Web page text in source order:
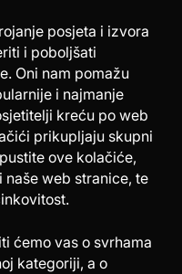
posjeta i izvora
i poboljšati
Oni nam pomažu
i najmanje
kreću po web
prikupljaju skupni
ove kolačiće,
web stranice, te
ćemo vas o svrhama
kategoriji, a o